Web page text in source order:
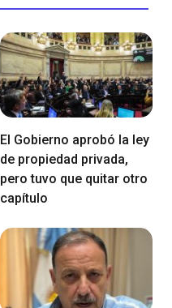
El Gobierno aprobó la ley
de propiedad privada,
pero tuvo que quitar otro
capítulo